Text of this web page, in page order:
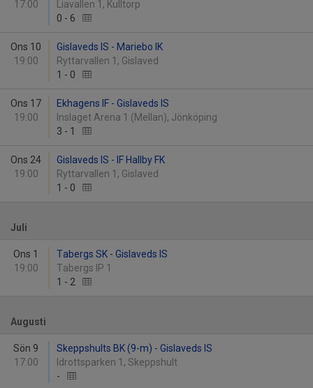
17:00
Liavallen 1, Kulltorp
0 - 6
Ons 10
19:00
Gislaveds IS - Mariebo IK
Ryttarvallen 1, Gislaved
1 - 0
Ons 17
19:00
Ekhagens IF - Gislaveds IS
Inslaget Arena 1 (Mellan), Jönköping
3 - 1
Ons 24
19:00
Gislaveds IS - IF Hallby FK
Ryttarvallen 1, Gislaved
1 - 0
Juli
Ons 1
19:00
Tabergs SK - Gislaveds IS
Tabergs IP 1
1 - 2
Augusti
Sön 9
17:00
Skeppshults BK (9-m) - Gislaveds IS
Idrottsparken 1, Skeppshult
-